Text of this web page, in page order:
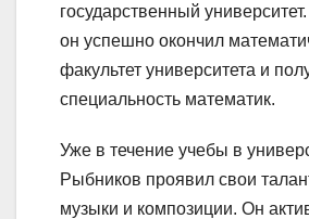
государственный
он успешно окончил
факультет университета и
специальность математик.
Уже в течение учебы в
Рыбников проявил свои
музыки и композиции. Он